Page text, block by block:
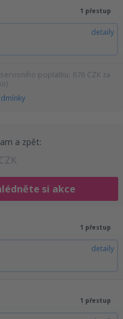
1 přestup
detaily
poplatku: 676 CZK za
a zpět:
CZK
si akce
1 přestup
detaily
1 přestup